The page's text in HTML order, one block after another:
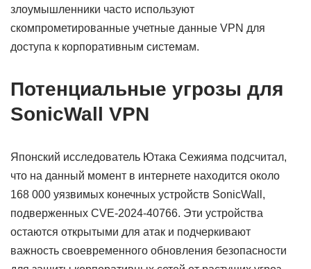
злоумышленники часто используют
скомпрометированные учетные данные VPN для
доступа к корпоративным системам.
Потенциальные угрозы для
SonicWall VPN
Японский исследователь Ютака Сежияма подсчитал,
что на данный момент в интернете находится около
168 000 уязвимых конечных устройств SonicWall,
подверженных CVE-2024-40766. Эти устройства
остаются открытыми для атак и подчеркивают
важность своевременного обновления безопасности